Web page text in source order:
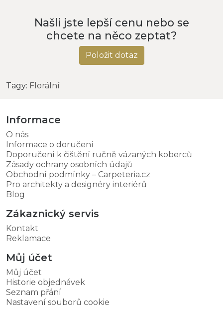
Našli jste lepší cenu nebo se
chcete na něco zeptat?
Položit dotaz
Tagy: Florální
Informace
O nás
Informace o doručení
Doporučení k čištění ručně vázaných koberců
Zásady ochrany osobních údajů
Obchodní podmínky – Carpeteria.cz
Pro architekty a designéry interiérů
Blog
Zákaznický servis
Kontakt
Reklamace
Můj účet
Můj účet
Historie objednávek
Seznam přání
Nastavení souborů cookie